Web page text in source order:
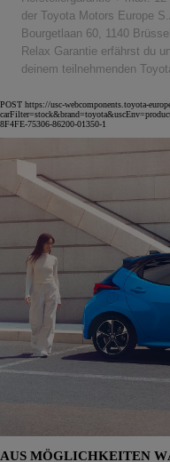
der Toyota Motors Europe
Bourgetlaan 60, 1140
Relax Garantie erfährst du
deinem teilnehmenden
POST https://usc-webcomponents.toyota-
8F4FE-75306-86200-01350-1
AUS MÖGLICHKEITEN